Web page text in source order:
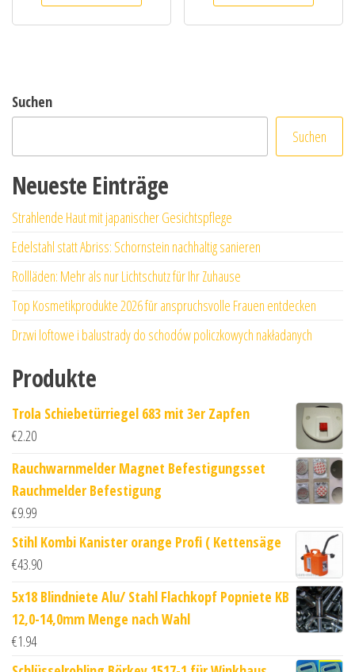
Suchen
Suchen
Neueste Einträge
Strahlende Haut mit japanischer Gesichtspflege
Edelstahl statt Abriss: Schornstein nachhaltig sanieren
Rollläden: Mehr als nur Lichtschutz für Ihr Zuhause
Top Kosmetikprodukte 2026 für anspruchsvolle Frauen entdecken
Drzwi loftowe i balustrady do schodów policzkowych nakładanych
Produkte
Trola Schiebetürriegel 683 mit 3er Zapfen
€2.20
Rauchwarnmelder Magnet Befestigungsset
Rauchmelder Befestigung
€9.99
Stihl Kombi Kanister orange Profi ( Kettensäge
€43.90
5x18 Blindniete Alu/ Stahl Flachkopf Popniete KB
12,0-14,0mm Menge nach Wahl
€1.94